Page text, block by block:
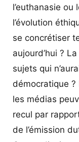
l’euthanasie ou
l’évolution
se concrétiser
aujourd’hui ?
sujets qui
démocratique ?
les médias
recul par
de l’émission